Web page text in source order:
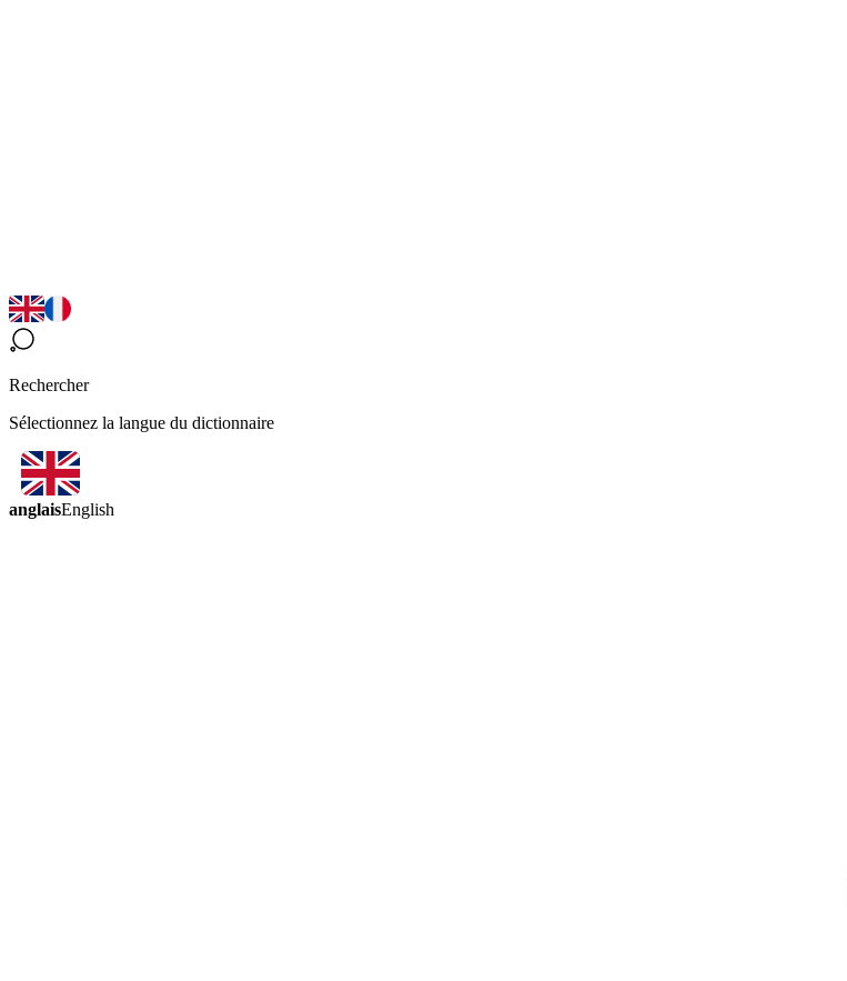
Rechercher
Sélectionnez la langue du dictionnaire
anglaisEnglish